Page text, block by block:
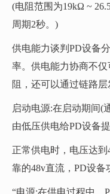
(电阻范围为19kΩ ~
周期2秒。)
供电能力谈判PD设备
率。供电能力协商不
阻，还可以通过链路层
启动电源:在启动期间(
由低压供电给PD设备
正常供电时，电压达
靠的48v直流，PD设备